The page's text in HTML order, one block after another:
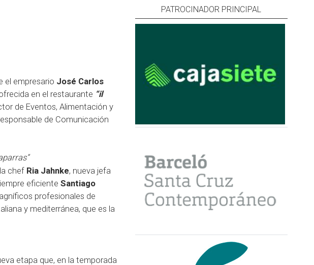
el empresario José Carlos
en el restaurante “il
de Eventos, Alimentación y
de Comunicación
chef Ria Jahnke, nueva jefa
eficiente Santiago
profesionales de
y mediterránea, que es la
etapa que, en la temporada
PATROCINADOR PRINCIPAL